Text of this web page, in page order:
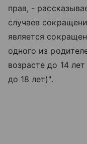
прав, -
случаев
является
одного из
возрасте до 14
до 18 лет)".